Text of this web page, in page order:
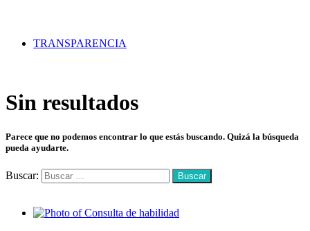
TRANSPARENCIA
Sin resultados
Parece que no podemos encontrar lo que estás buscando. Quizá la búsqueda
pueda ayudarte.
Buscar: